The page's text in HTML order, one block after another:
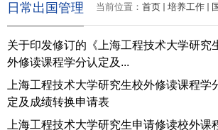
当前位置： 首页 培养工作
日常出国管理
关于印发修订的《上海工程技术大学研究
外修读课程学分认定及...
上海工程技术大学研究生校外修读课程学
定及成绩转换申请表
上海工程技术大学研究生申请修读校外课